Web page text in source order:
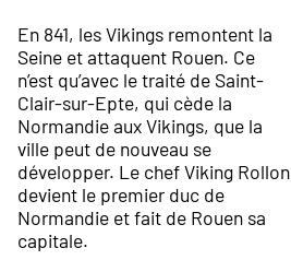
En 841, les Vikings remontent la
Seine et attaquent Rouen. Ce
n’est qu’avec le traité de Saint-
Clair-sur-Epte, qui cède la
Normandie aux Vikings, que la
ville peut de nouveau se
développer. Le chef Viking Rollon
devient le premier duc de
Normandie et fait de Rouen sa
capitale.